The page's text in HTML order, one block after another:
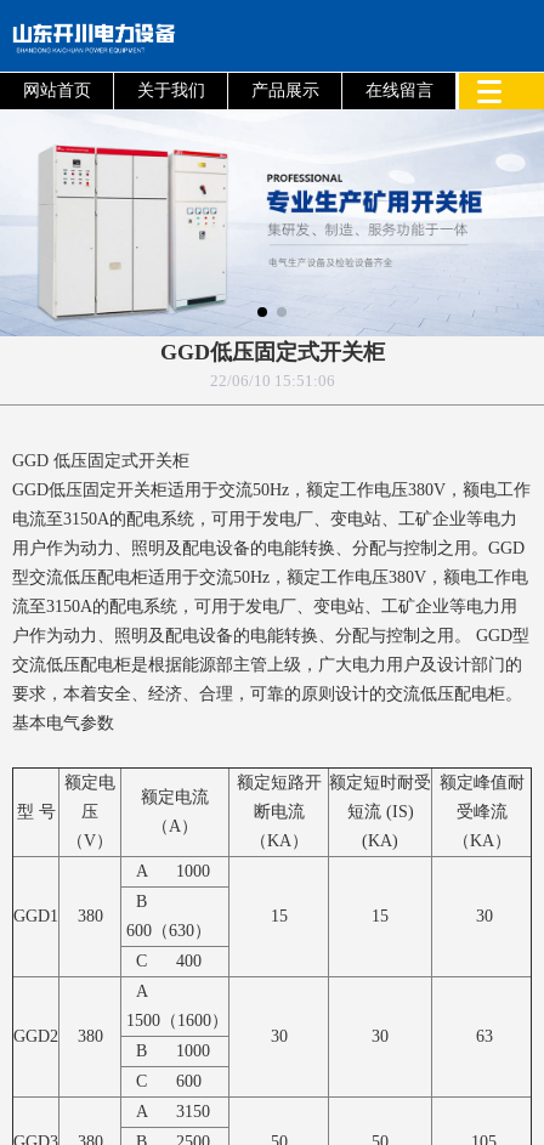
网站首页 关于我们 产品展示 在线留言
GGD低压固定式开关柜
22/06/10 15:51:06
GGD 低压固定式开关柜
GGD低压固定开关柜适用于交流50Hz，额定工作电压380V，额电工作
电流至3150A的配电系统，可用于发电厂、变电站、工矿企业等电力
用户作为动力、照明及配电设备的电能转换、分配与控制之用。GGD
型交流低压配电柜适用于交流50Hz，额定工作电压380V，额电工作电
流至3150A的配电系统，可用于发电厂、变电站、工矿企业等电力用
户作为动力、照明及配电设备的电能转换、分配与控制之用。 GGD型
交流低压配电柜是根据能源部主管上级，广大电力用户及设计部门的
要求，本着安全、经济、合理，可靠的原则设计的交流低压配电柜。
基本电气参数
型 号
额定电
压
（V）
额定电流
（A）
额定短路开
断电流
（KA）
额定短时耐受
短流 (IS)
(KA)
额定峰值耐
受峰流
（KA）
GGD1 380
A 1000
15 15 30
B
600（630）
C 400
GGD2 380
A
1500（1600）
30
30
63
B 1000
C 600
A 3150